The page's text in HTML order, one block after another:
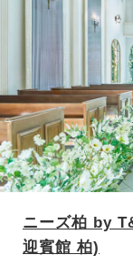
ニーズ柏 by
迎賓館 柏)